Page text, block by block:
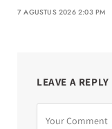
7 AGUSTUS 2026 2:03 PM
LEAVE A REPLY